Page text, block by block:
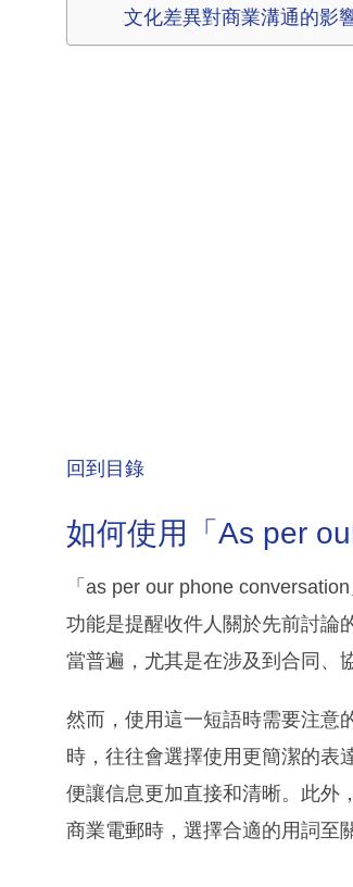
文化差異對商業溝通的影
回到目錄
如何使用「As per
「as per our phone
功能是提醒收件人關於先前討論
當普遍，尤其是在涉及到合同、
然而，使用這一短語時需要注意
時，往往會選擇使用更簡潔的表
便讓信息更加直接和清晰。此外
商業電郵時，選擇合適的用詞至